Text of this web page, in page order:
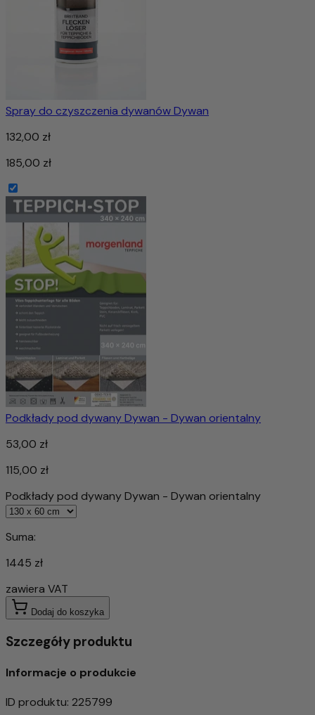
Spray do czyszczenia dywanów Dywan
132,00 zł
185,00 zł
Podkłady pod dywany Dywan - Dywan orientalny
53,00 zł
115,00 zł
Podkłady pod dywany Dywan - Dywan orientalny
Suma:
1445 zł
zawiera VAT
Dodaj do koszyka
Szczegóły produktu
Informacje o produkcie
ID produktu: 225799